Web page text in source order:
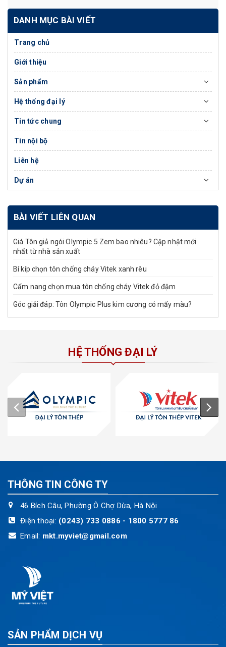
DANH MỤC BÀI VIẾT
Trang chủ
Giới thiệu
Sản phẩm
Hệ thống đại lý
Tin tức chung
Tin nội bộ
Liên hệ
Dự án
BÀI VIẾT LIÊN QUAN
Giá Tôn giả ngói Olympic 5 Zem bao nhiêu? Cập nhật mới
nhất từ nhà sản xuất
Bí kíp chọn tôn chống cháy Vitek xanh rêu
Cẩm nang chọn mua tôn chống cháy Vitek đỏ đậm
Góc giải đáp: Tôn Olympic Plus kim cương có mấy màu?
HỆ THỐNG ĐẠI LÝ
THÔNG TIN CÔNG TY
46 Bích Câu, Phường Ô Chợ Dừa, Hà Nội
Điện thoại: (0243) 733 0886 - 1800 5777 86
Email: mkt.myviet@gmail.com
SẢN PHẨM DỊCH VỤ